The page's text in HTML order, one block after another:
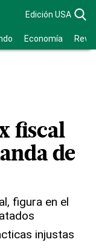
Edición USA
Economía
fiscal
de
figura en el
injustas